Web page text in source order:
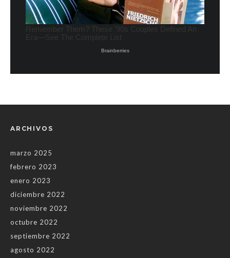
ARCHIVOS
marzo 2025
febrero 2023
enero 2023
diciembre 2022
noviembre 2022
octubre 2022
septiembre 2022
agosto 2022